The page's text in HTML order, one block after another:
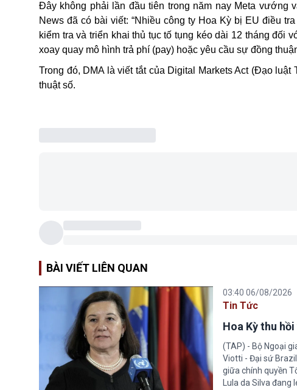
Đây không phải lần đầu tiên trong năm nay Meta vướng
News đã có bài viết: “Nhiều công ty Hoa Kỳ bị EU điều
kiểm tra và triển khai thủ tục tố tụng kéo dài 12 tháng đối
xoay quay mô hình trả phí (pay) hoặc yêu cầu sự đồng
Trong đó, DMA là viết tắt của Digital Markets Act (Đạo
thuật số.
BÀI VIẾT LIÊN QUAN
03:40 06/08/2026
Tin Tức
Hoa Kỳ thu
(TAP) - Bộ Ngoại
Viotti - Đại sứ
giữa chính quyền
Lula da Silva đang